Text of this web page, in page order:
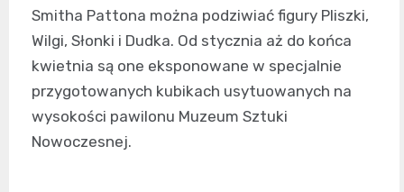
Smitha Pattona można podziwiać figury Pliszki,
Wilgi, Słonki i Dudka. Od stycznia aż do końca
kwietnia są one eksponowane w specjalnie
przygotowanych kubikach usytuowanych na
wysokości pawilonu Muzeum Sztuki
Nowoczesnej.